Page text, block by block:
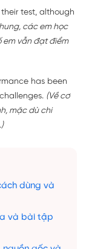
test, although
các em học
em vẫn đạt điểm
has been
(Về cơ
mặc dù chi
dùng và
và bài tập